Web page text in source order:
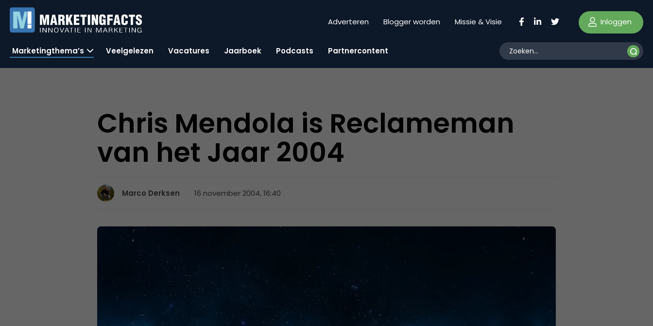
Adverteren Blogger worden Missie & Visie Inloggen
Marketingthema’s Veelgelezen Vacatures Jaarboek Podcasts Partnercontent
Chris Mendola is Reclameman
van het Jaar 2004
Marco Derksen 16 november 2004, 16:40